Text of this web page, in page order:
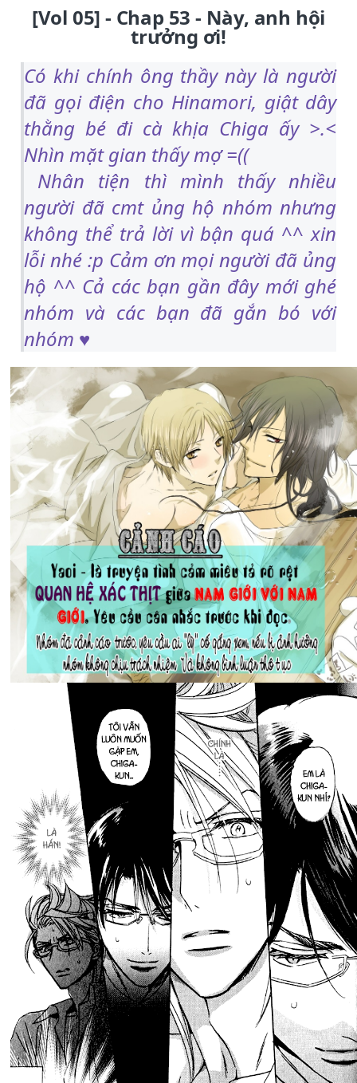
[Vol 05] - Chap 53 - Này, anh hội
trưởng ơi!
Có khi chính ông thầy này là người
đã gọi điện cho Hinamori, giật dây
thằng bé đi cà khịa Chiga ấy >.<
Nhìn mặt gian thấy mợ =((
Nhân tiện thì mình thấy nhiều
người đã cmt ủng hộ nhóm nhưng
không thể trả lời vì bận quá ^^ xin
lỗi nhé :p Cảm ơn mọi người đã ủng
hộ ^^ Cả các bạn gần đây mới ghé
nhóm và các bạn đã gắn bó với
nhóm ♥